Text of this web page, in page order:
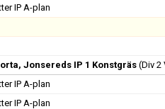
IP A-plan
Jonsereds IP 1 Konstgräs (Div 2
IP A-plan
IP A-plan